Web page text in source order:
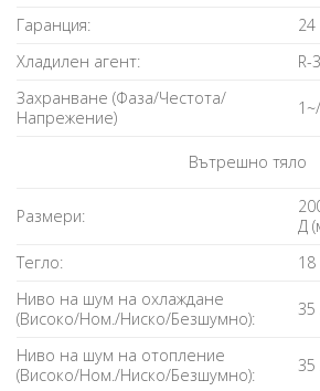
Гаранция:
Хладилен агент:
R-
Захранване (Фаза/Честота/
Напрежение)
Вътрешно тяло
Размери:
Д
Тегло:
18
Ниво на шум на охлаждане
(Високо/Ном./Ниско/Безшумно):
Ниво на шум на отопление
(Високо/Ном./Ниско/Безшумно):